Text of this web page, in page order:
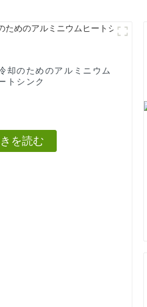
却のためのアルミニウム
トシンク
を読む